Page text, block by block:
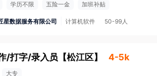
学历不限 五险一金 加班补贴
星数据服务有限公司 计算机软件 50-99人
/打字/录入员 【松江区】 4-5k
大专